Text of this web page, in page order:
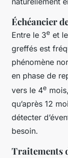
Échéancier
Entre le 3e et
greffés est
phénomène
en phase de
vers le 4e
qu’après 12
détecter
besoin.
Traitements